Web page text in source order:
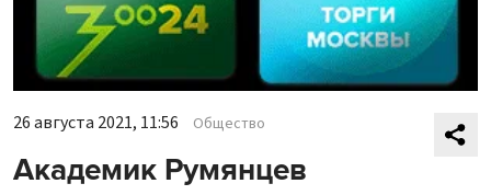
26 августа 2021, 11:56 Общество
Академик Румянцев